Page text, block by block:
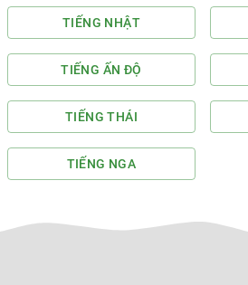
TIẾNG NHẬT
TIẾNG ẤN ĐỘ
TIẾNG THÁI
TIẾNG NGA